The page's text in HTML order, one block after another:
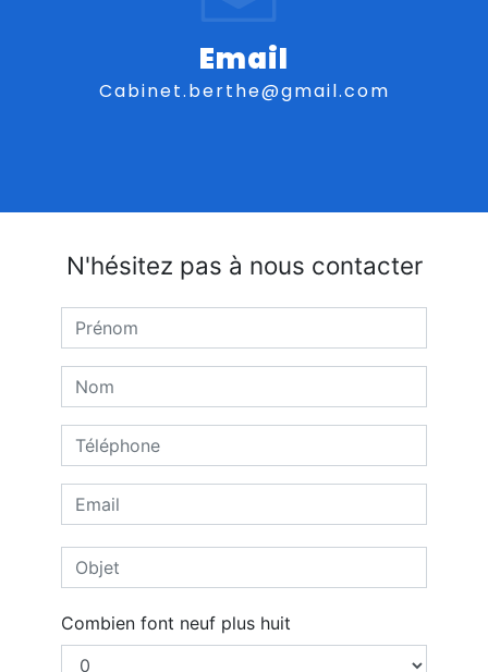
Email
cabinet.berthe@gmail.com
N'hésitez pas à nous contacter
Combien font neuf plus huit